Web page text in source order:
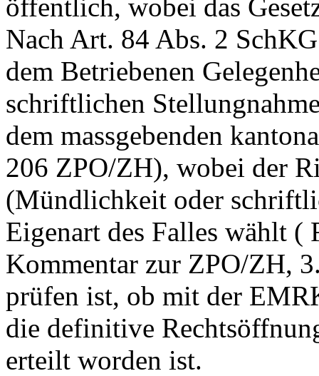
öffentlich, wobei das
Nach Art. 84 Abs. 2 SchKG
dem Betriebenen
schriftlichen
dem massgebenden
206 ZPO/ZH), wobei der
(Mündlichkeit oder
Eigenart des Falles wählt
Kommentar zur ZPO/ZH,
prüfen ist, ob mit der
die definitive
erteilt worden ist.